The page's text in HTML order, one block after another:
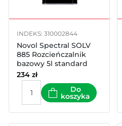
INDEKS: 310002844
Novol Spectral SOLV
885 Rozcieńczalnik
bazowy 5l standard
234 zł
Do
koszyka